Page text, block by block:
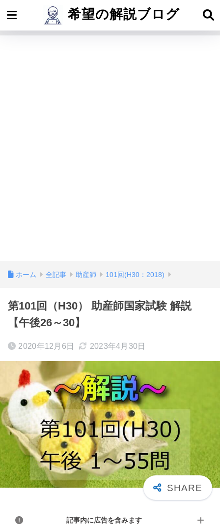
希望の解説ブログ
ホーム 全記事 助産師 101回(H30：2018)
第101回（H30） 助産師国家試験 解説
【午後26～30】
2020年12月6日 2023年4月30日
記事内に広告を含みます